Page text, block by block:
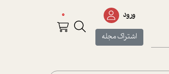
ورود
اشتراک مجله
0